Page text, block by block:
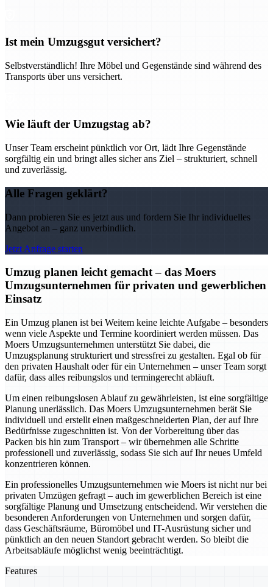
Ist mein Umzugsgut versichert?
Selbstverständlich! Ihre Möbel und Gegenstände sind während des
Transports über uns versichert.
Wie läuft der Umzugstag ab?
Unser Team erscheint pünktlich vor Ort, lädt Ihre Gegenstände
sorgfältig ein und bringt alles sicher ans Ziel – strukturiert, schnell
und zuverlässig.
Alle Fragen geklärt?
Dann probieren Sie es jetzt aus und fordern Sie Ihr individuelles
Angebot an – ganz unverbindlich.
Jetzt Anfrage starten
Umzug planen leicht gemacht – das Moers
Umzugsunternehmen für privaten und gewerblichen
Einsatz
Ein Umzug planen ist bei Weitem keine leichte Aufgabe – besonders
wenn viele Aspekte und Termine koordiniert werden müssen. Das
Moers Umzugsunternehmen unterstützt Sie dabei, die
Umzugsplanung strukturiert und stressfrei zu gestalten. Egal ob für
den privaten Haushalt oder für ein Unternehmen – unser Team sorgt
dafür, dass alles reibungslos und termingerecht abläuft.
Um einen reibungslosen Ablauf zu gewährleisten, ist eine sorgfältige
Planung unerlässlich. Das Moers Umzugsunternehmen berät Sie
individuell und erstellt einen maßgeschneiderten Plan, der auf Ihre
Bedürfnisse zugeschnitten ist. Von der Vorbereitung über das
Packen bis hin zum Transport – wir übernehmen alle Schritte
professionell und zuverlässig, sodass Sie sich auf Ihr neues Umfeld
konzentrieren können.
Ein professionelles Umzugsunternehmen wie Moers ist nicht nur bei
privaten Umzügen gefragt – auch im gewerblichen Bereich ist eine
sorgfältige Planung und Umsetzung entscheidend. Wir verstehen die
besonderen Anforderungen von Unternehmen und sorgen dafür,
dass Geschäftsräume, Büromöbel und IT-Ausrüstung sicher und
pünktlich an den neuen Standort gebracht werden. So bleibt die
Arbeitsabläufe möglichst wenig beeinträchtigt.
Features